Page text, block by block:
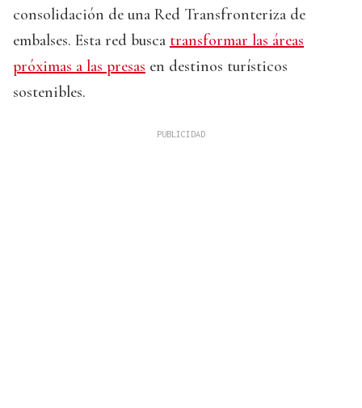
consolidación de una Red Transfronteriza de
embalses. Esta red busca transformar las áreas
próximas a las presas en destinos turísticos
sostenibles.